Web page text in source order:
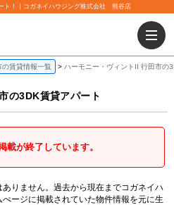
ト！｜コガネイハウジング株式会社 熊谷店
の賃貸情報一覧 ハーモニー・ヴィントII 行田市の
の3DK賃貸アパート
載が終了しています。
りません。過去から現在までコガネイハ
ージに掲載されていた物件情報を元に生